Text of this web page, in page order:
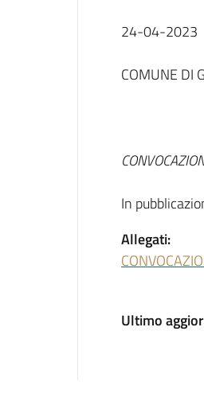
24-04-2023
COMUNE DI
In
Allegati:
Ultimo